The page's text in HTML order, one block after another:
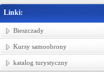
Linki:
Bieszczady
Kursy samoobrony
katalog turystyczny